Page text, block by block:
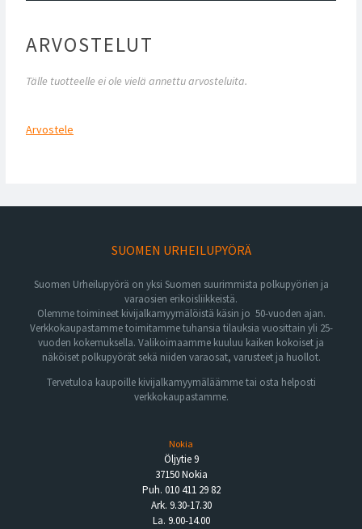
ARVOSTELUT
Tälle tuotteelle ei ole vielä annettu arvosteluita.
Arvostele
SUOMEN URHEILUPYÖRÄ
Suomen Urheilupyörä on yksi Suomen suurimmista polkupyörien ja
varaosien erikoisliikkeistä.
Olemme toimineet kivijalkamyymälöistä käsin jo 50-vuoden ajan.
Verkkokaupastamme toimitamme tuhansia tilauksia vuosittain yli 25-
vuoden kokemuksella. Valikoimaamme kuuluu kaiken kokoiset ja
näköiset polkupyörät sekä niiden varaosat, varusteet ja huollot.
Tervetuloa kaupoille kivijalkamyymäläämme tai osta helposti
verkkokaupastamme.
Nokia
Öljytie 9
37150 Nokia
Puh. 010 411 29 82
Ark. 9.30-17.30
La. 9.00-14.00